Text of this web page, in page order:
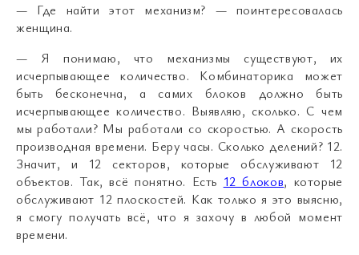
— Где найти этот механизм? — поинтересовалась
женщина.
— Я понимаю, что механизмы существуют, их
исчерпывающее количество. Комбинаторика может
быть бесконечна, а самих блоков должно быть
исчерпывающее количество. Выявляю, сколько. С чем
мы работали? Мы работали со скоростью. А скорость
производная времени. Беру часы. Сколько делений? 12.
Значит, и 12 секторов, которые обслуживают 12
объектов. Так, всё понятно. Есть 12 блоков, которые
обслуживают 12 плоскостей. Как только я это выясню,
я смогу получать всё, что я захочу в любой момент
времени.